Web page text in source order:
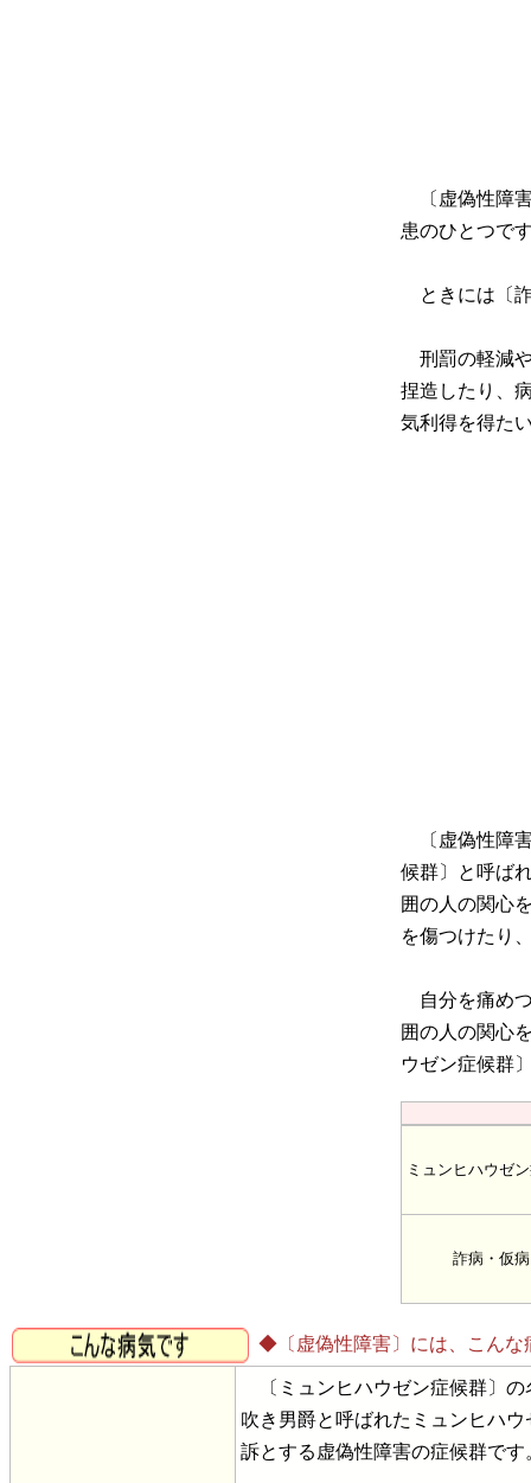
〔虚偽性障
患のひとつで
ときには〔
刑罰の軽減
捏造したり、
気利得を得た
〔虚偽性障
候群〕と呼ば
囲の人の関心
を傷つけたり
自分を痛め
囲の人の関心
ウゼン症候群
ミュンヒハウゼ
詐病・仮病
◆〔虚偽性障害〕には、こんな
〔ミュンヒハウゼン症候群〕の
吹き男爵と呼ばれたミュンヒハ
訴とする虚偽性障害の症候群です